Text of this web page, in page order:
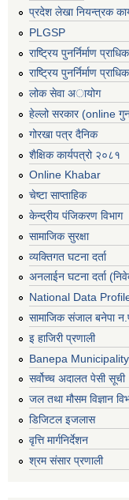
प्रदेश लेखा नियन्त्रक
PLGSP
राष्ट्रिय पुनर्निर्माण
राष्ट्रिय पुनर्निर्माण
लोक सेवा अायोग
हेल्लो सरकार (online
गोरखा पत्र दैनिक
शैक्षिक कार्यपत्रो २०८१
Online Khabar
चेष्टा साप्ताहिक
केन्द्रीय पंजिकरण विभाग
सामाजिक सुरक्षा
व्यक्तिगत घटना दर्ता
अनलाईन घटना दर्ता
National Data
सामाजिक संजाल बनेपा
इ हाजिरी प्रणाली
Banepa
सर्वोच्च अदालत पेसी सूची
जल तथा मौसम विज्ञान
डिजिटल इजलास
वृत्ति मार्गनिर्देशन
श्रम संसार प्रणाली